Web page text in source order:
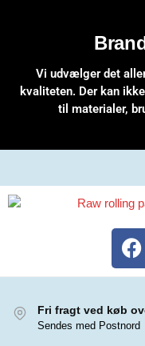
Vi udvælger det
kvaliteten. Der kan
til materialer,
Fri fragt ved køb
Sendes med Postnord